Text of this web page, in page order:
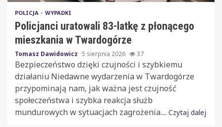
POLICJA WYPADKI
Policjanci uratowali 83-latkę z płonącego
mieszkania w Twardogórze
Tomasz Dawidowicz 5 sierpnia 2026 37
Bezpieczeństwo dzięki czujności i szybkiemu
działaniu Niedawne wydarzenia w Twardogórze
przypominają nam, jak ważna jest czujność
społeczeństwa i szybka reakcja służb
mundurowych w sytuacjach zagrożenia.... Czytaj dalej